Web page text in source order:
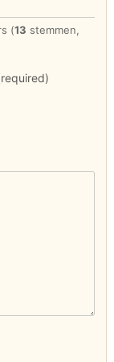
(13 stemmen,